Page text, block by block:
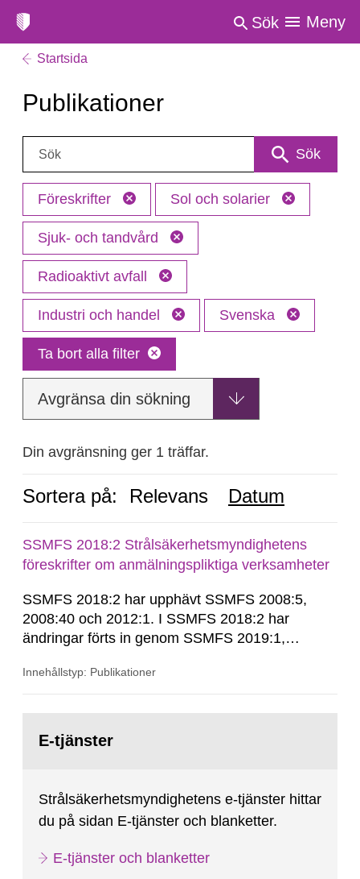
Sök Meny
Startsida
Publikationer
Sök: Sök
Föreskrifter Sol och solarier
Sjuk- och tandvård
Radioaktivt avfall
Industri och handel Svenska
Ta bort alla filter
Avgränsa din sökning
Din avgränsning ger 1 träffar.
Sortera på: Relevans Datum
SSMFS 2018:2 Strålsäkerhetsmyndighetens
föreskrifter om anmälningspliktiga verksamheter
SSMFS 2018:2 har upphävt SSMFS 2008:5,
2008:40 och 2012:1. I SSMFS 2018:2 har
ändringar förts in genom SSMFS 2019:1,
Innehållstyp: Publikationer
sida:E-tjänster
Strålsäkerhetsmyndighetens e-tjänster hittar
du på sidan E-tjänster och blanketter.
E-tjänster och blanketter